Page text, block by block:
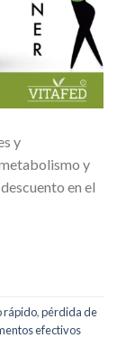
y
y
en el
rápido,pérdida de
efectivos